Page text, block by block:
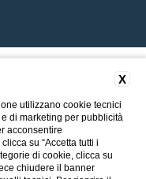
X
utilizzano cookie tecnici
di marketing per pubblicità
acconsentire
su “Accetta tutti i
di cookie, clicca su
chiudere il banner